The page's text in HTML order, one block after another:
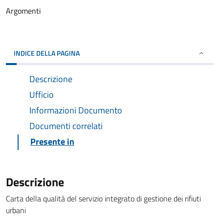
Argomenti
INDICE DELLA PAGINA
Descrizione
Ufficio
Informazioni Documento
Documenti correlati
Presente in
Descrizione
Carta della qualità del servizio integrato di gestione dei rifiuti
urbani